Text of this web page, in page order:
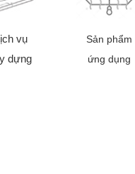
vụ
dựng
Sản phẩm
ứng dụng